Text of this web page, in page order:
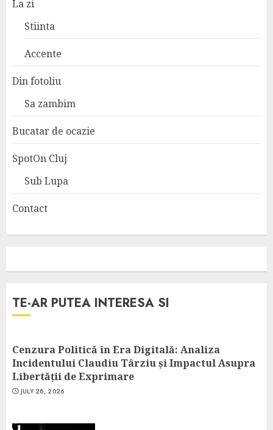
La zi
Stiinta
Accente
Din fotoliu
Sa zambim
Bucatar de ocazie
SpotOn Cluj
Sub Lupa
Contact
TE-AR PUTEA INTERESA SI
Cenzura Politică în Era Digitală: Analiza
Incidentului Claudiu Târziu și Impactul Asupra
Libertății de Exprimare
JULY 28, 2026